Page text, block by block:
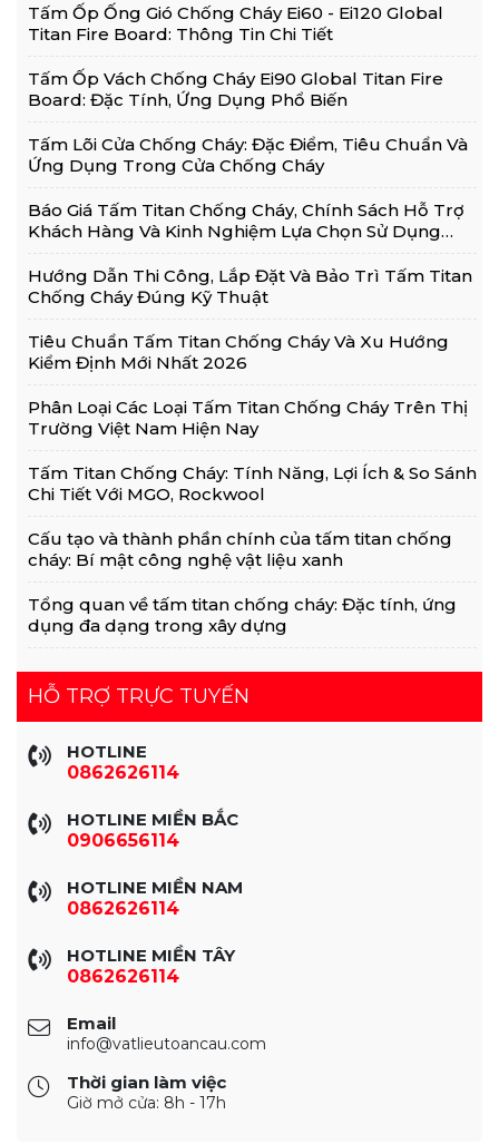
Tấm Ốp Ống Gió Chống Cháy Ei60 - Ei120 Global
Titan Fire Board: Thông Tin Chi Tiết
Tấm Ốp Vách Chống Cháy Ei90 Global Titan Fire
Board: Đặc Tính, Ứng Dụng Phổ Biến
Tấm Lõi Cửa Chống Cháy: Đặc Điểm, Tiêu Chuẩn Và
Ứng Dụng Trong Cửa Chống Cháy
Báo Giá Tấm Titan Chống Cháy, Chính Sách Hỗ Trợ
Khách Hàng Và Kinh Nghiệm Lựa Chọn Sử Dụng
Hướng Dẫn Thi Công, Lắp Đặt Và Bảo Trì Tấm Titan
Chống Cháy Đúng Kỹ Thuật
Tiêu Chuẩn Tấm Titan Chống Cháy Và Xu Hướng
Kiểm Định Mới Nhất 2026
Phân Loại Các Loại Tấm Titan Chống Cháy Trên Thị
Trường Việt Nam Hiện Nay
Tấm Titan Chống Cháy: Tính Năng, Lợi Ích & So Sánh
Chi Tiết Với MGO, Rockwool
Cấu tạo và thành phần chính của tấm titan chống
cháy: Bí mật công nghệ vật liệu xanh
Tổng quan về tấm titan chống cháy: Đặc tính, ứng
dụng đa dạng trong xây dựng
HỖ TRỢ TRỰC TUYẾN
HOTLINE
0862626114
HOTLINE MIỀN BẮC
0906656114
HOTLINE MIỀN NAM
0862626114
HOTLINE MIỀN TÂY
0862626114
Email
info@vatlieutoancau.com
Thời gian làm việc
Giờ mở cửa: 8h - 17h